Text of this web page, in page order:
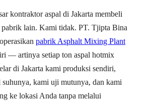
kontraktor aspal di Jakarta membeli
pabrik lain. Kami tidak. PT. Tjipta Bina
pabrik Asphalt Mixing Plant
— artinya setiap ton aspal hotmix
di Jakarta kami produksi sendiri,
kami uji mutunya, dan kami
ke lokasi Anda tanpa melalui